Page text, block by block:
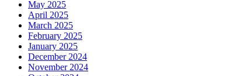
May 2025
April 2025
March 2025
February 2025
January 2025
December 2024
November 2024